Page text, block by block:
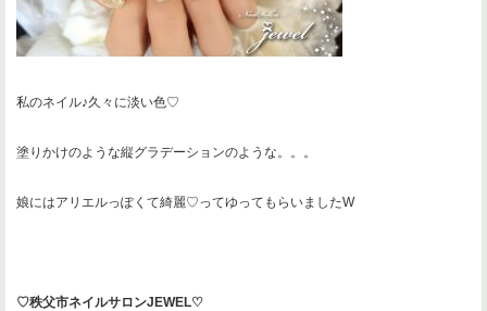
私のネイル♪久々に淡い色♡
塗りかけのような縦グラデーションのような。。。
娘にはアリエルっぽくて綺麗♡ってゆってもらいましたW
♡秩父市ネイルサロンJEWEL♡